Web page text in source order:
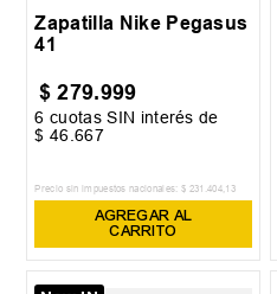
Zapatilla Nike Pegasus
41
$ 279.999
6 cuotas SIN interés de
$ 46 .667
Precio sin impuestos nacionales: $ 231 .404,13
AGREGAR AL
CARRITO